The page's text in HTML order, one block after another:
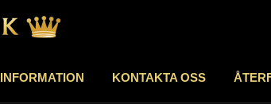
INFORMATION KONTAKTA OSS